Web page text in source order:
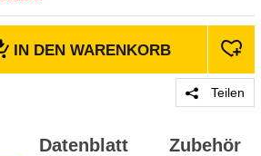
IN DEN WARENKORB
Teilen
Datenblatt Zubehör